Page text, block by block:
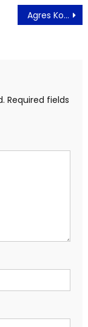
Agres Komputer Harco Mangga Dua Hadir Dengan Konsep Lebih Modern
Required fields